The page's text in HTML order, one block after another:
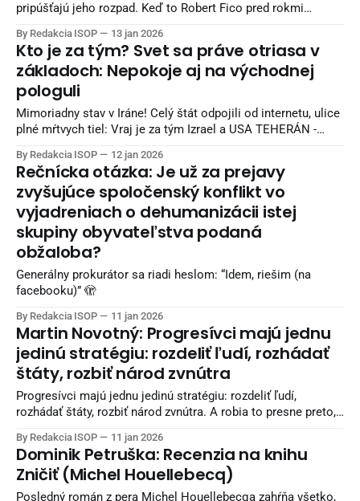
pripúšťajú jeho rozpad. Keď to Robert Fico pred rokmi
Dnes vidíme, že ich zmysel pre realitu bol a je na bode
mrazu. 0:00 /1:10 1× Pozrite, ako poslanec Valášek
By Redakcia ISOP 13 jan 2026
Kto je za tým? Svet sa práve otriasa v
základoch: Nepokoje aj na východnej
pologuli
Mimoriadny stav v Iráne! Celý štát odpojili od internetu, ulice
plné mŕtvych tiel: Vraj je za tým Izrael a USA TEHERÁN -
uviedol, že v súvislosti s rozsiahlymi protestami v islamskej
republike je situácia úplne pod kontrolou. Pripojenie na
internet bude podľa neho
By Redakcia ISOP 12 jan 2026
Rečnícka otázka: Je už za prejavy
zvyšujúce spoločenský konflikt vo
vyjadreniach o dehumanizácii istej
skupiny obyvateľstva podaná
obžaloba?
Generálny prokurátor sa riadi heslom: “Idem, riešim (na
facebooku)” 🫣
By Redakcia ISOP 11 jan 2026
Martin Novotný: Progresívci majú jednu
jedinú stratégiu: rozdeliť ľudí, rozhádať
štáty, rozbiť národ zvnútra
Progresívci majú jednu jedinú stratégiu: rozdeliť ľudí,
rozhádať štáty, rozbiť národ zvnútra. A robia to presne preto,
viac oni rastú. A priznajme si. Dnes to vidíme všade a našimi
hádkami im v tom pomáhame. Česi pod Fialom prerušia
kontakty
By Redakcia ISOP 11 jan 2026
Dominik Petruška: Recenzia na knihu
Zničiť (Michel Houellebecq)
Posledný román z pera Michel Houellebecqa zahŕňa všetko,